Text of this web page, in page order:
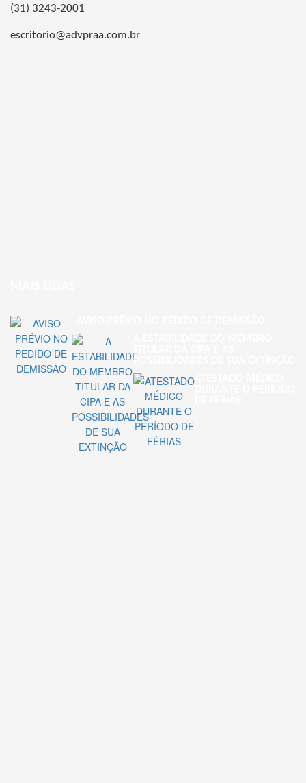
(31) 3243-2001
escritorio@advpraa.com.br
POSSIBILIDADES DE SUA EXTINÇÃO